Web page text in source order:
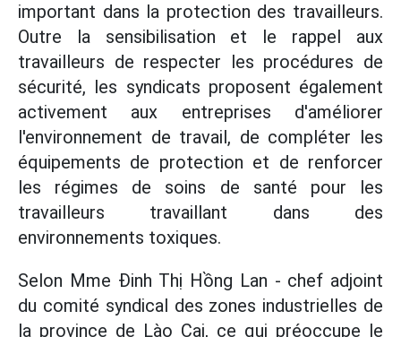
important dans la protection des travailleurs.
Outre la sensibilisation et le rappel aux
travailleurs de respecter les procédures de
sécurité, les syndicats proposent également
activement aux entreprises d'améliorer
l'environnement de travail, de compléter les
équipements de protection et de renforcer
les régimes de soins de santé pour les
travailleurs travaillant dans des
environnements toxiques.
Selon Mme Đinh Thị Hồng Lan - chef adjoint
du comité syndical des zones industrielles de
la province de Lào Cai, ce qui préoccupe le